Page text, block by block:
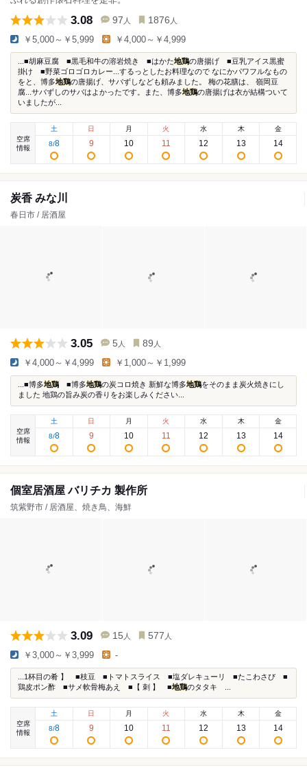
3.08 97 人 1876 人
￥5,000～￥5,999 ￥4,000～￥4,999
...■胡麻豆腐 ■黒毛和牛の溶岩焼き ■はかた地鶏の唐揚げ ■豆乳アイス黒蜜
掛け ■野菜ゴロゴロカレー...するっとしたお料理なので なにかパワフルなもの
をと、博多地鶏の唐揚げ、サバずしなども頼みました。 梅の花膳は、 嶺岡豆
腐...サバずしのサバはよかったです。また、博多地鶏の唐揚げは衣が結構ついて
いましたが...
空席
情報
土
8/8
日
9
月
10
火
11
水
12
木
13
金
14
炭香 みな川
春日市 / 居酒屋
3.05 5 人 89 人
￥4,000～￥4,999 ￥1,000～￥1,999
...■博多地鶏 ■博多地鶏の炭コロ焼き 新鮮な博多地鶏をそのまま炭火焼きにし
ました 地鶏の旨み炭の香りをお楽しみください...
空席
情報
土
8/8
日
9
月
10
火
11
水
12
木
13
金
14
個室居酒屋 バリチカ 製作所
筑紫野市 / 居酒屋、焼き鳥、海鮮
3.09 15 人 577 人
￥3,000～￥3,999 -
...1杯目の肴 】 ■枝豆 ■トマトスライス ■塩ダレキューリ ■たこわさび ■
鶏皮ポン酢 ■サメ軟骨梅あえ ■【 刺 】 ■地鶏のタタキ ...
空席
情報
土
8/8
日
9
月
10
火
11
水
12
木
13
金
14